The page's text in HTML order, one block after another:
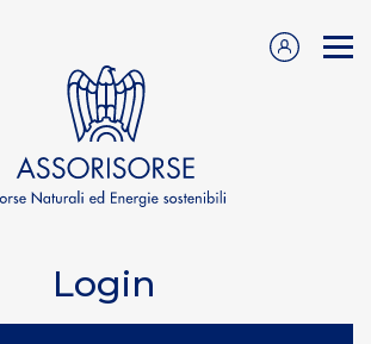
Login